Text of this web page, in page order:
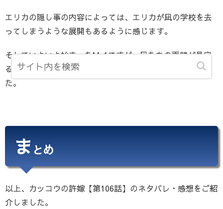
エリカの隠し事の内容によっては、エリカが凪の学校を去
ってしまうような展開もあるように感じます。
そしていよいよ始まったM-1ですが、凪たちの両親が見守
る中どのようなステージになるのかドキドキだと思いまし
た。
まとめ
以上、カッコウの許嫁【第106話】のネタバレ・感想をご紹
介しました。